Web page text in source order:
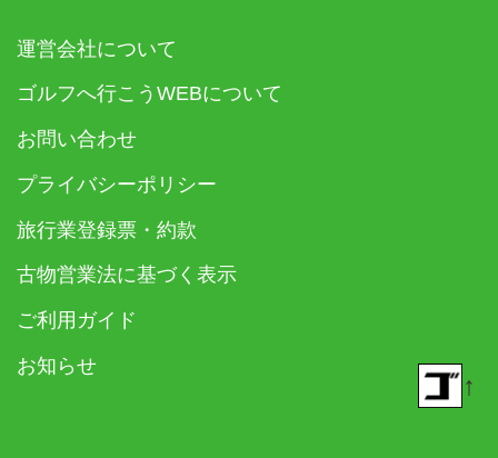
運営会社について
ゴルフへ行こうWEBについて
お問い合わせ
プライバシーポリシー
旅行業登録票・約款
古物営業法に基づく表示
ご利用ガイド
お知らせ
↑